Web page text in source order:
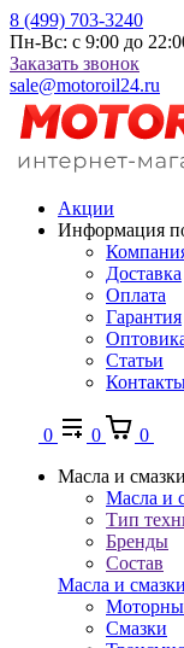
8 (499) 703-3240
Пн-Вс: с 9:00 до
Заказать звонок
sale@motoroil24.ru
Акции
Информация
Доставка
Оплата
Гарантия
Статьи
0 0
0
Масла и смазки
Масла и
Тип
Бренды
Состав
Масла и смазки
Смазки